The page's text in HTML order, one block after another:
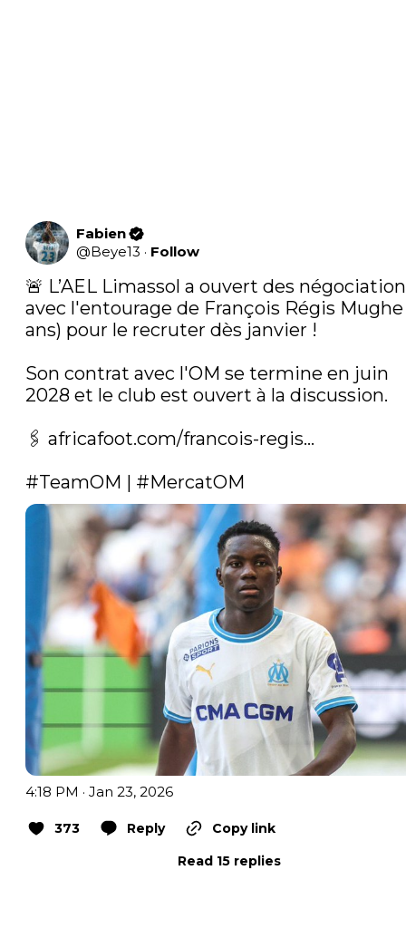
Fabien
@Beye13 · Follow
🚨 L’AEL Limassol a ouvert des
avec l'entourage de François Régis Mughe
ans) pour le recruter dès janvier !
Son contrat avec l'OM se termine en juin
2028 et le club est ouvert à la discussion.
🖇️ africafoot.com/francois-regis…
#TeamOM | #MercatOM
4:18 PM · Jan 23, 2026
373 Reply
Copy link
Read 15 replies